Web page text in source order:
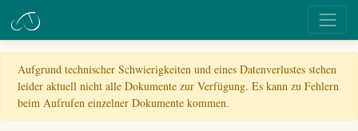
Aufgrund technischer Schwierigkeiten und eines Datenverlustes stehen
leider aktuell nicht alle Dokumente zur Verfügung. Es kann zu Fehlern
beim Aufrufen einzelner Dokumente kommen.